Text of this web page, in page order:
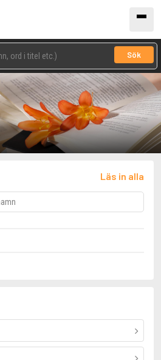
Sök
Läs in alla